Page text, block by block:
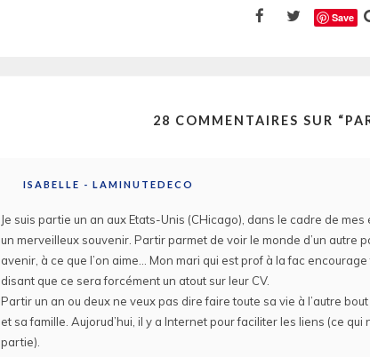
Save
28 COMMENTAIRES SUR “
ISABELLE - LAMINUTEDECO
Je suis partie un an aux Etats-Unis (CHicago), dans le cadre de mes
un merveilleux souvenir. Partir parmet de voir le monde d’un autre
avenir, à ce que l’on aime… Mon mari qui est prof à la fac
disant que ce sera forcément un atout sur leur CV.
Partir un an ou deux ne veux pas dire faire toute sa vie à l’autre
et sa famille. Aujorud’hui, il y a Internet pour faciliter les liens (ce qui
partie).